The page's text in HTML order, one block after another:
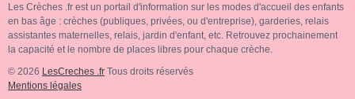
Les Crèches .fr est un portail d'information sur les modes d'accueil des enfants
en bas âge : crèches (publiques, privées, ou d'entreprise), garderies, relais
assistantes maternelles, relais, jardin d'enfant, etc. Retrouvez prochainement
la capacité et le nombre de places libres pour chaque crèche.
© 2026 LesCreches .fr Tous droits réservés
Mentions légales